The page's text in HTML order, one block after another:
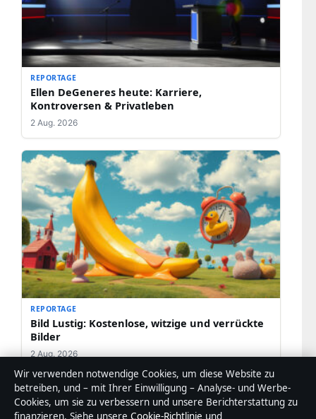
REPORTAGE
Ellen DeGeneres heute: Karriere,
Kontroversen & Privatleben
2 Aug. 2026
REPORTAGE
Bild Lustig: Kostenlose, witzige und verrückte
Bilder
2 Aug. 2026
Wir verwenden notwendige Cookies, um diese Website zu
betreiben, und – mit Ihrer Einwilligung – Analyse- und Werbe-
Cookies, um sie zu verbessern und unsere Berichterstattung zu
finanzieren. Siehe unsere Cookie-Richtlinie und